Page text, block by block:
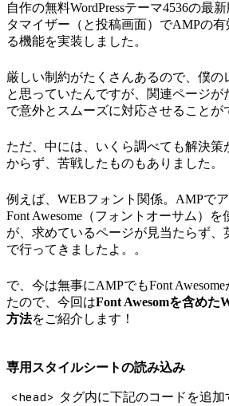
自作の無料WordPressテーマ4536の最
タマイザー（と投稿画面）でAMPの有
る機能を実装しました。
厳しい制約がたくさんあるので、僕の
と思っていたんですが、関連ページ
で意外とスムーズに対応させることが
ただ、中には、いくら調べても解決策
からず、苦戦したものもありました。
例えば、WEBフォント関係。AMPで
Font Awesome（フォントオーサム）
が、求めているページが見当たらず、
で行ってきましたよ。。
で、今は無事にAMPでもFont
たので、今回はFont Awesomを含めた
方法をご紹介します！
専用スタイルシートの読み込み
<head> タグ内に下記のコードを追加